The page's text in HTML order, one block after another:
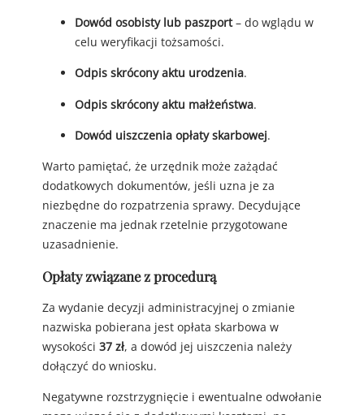
Dowód osobisty lub paszport– do wglądu w
celu weryfikacji tożsamości.
Odpis skrócony aktu urodzenia.
Odpis skrócony aktu małżeństwa.
Dowód uiszczenia opłaty skarbowej.
Warto pamiętać, że urzędnik może zażądać
dodatkowych dokumentów, jeśli uzna je za
niezbędne do rozpatrzenia sprawy. Decydujące
znaczenie ma jednak rzetelnie przygotowane
uzasadnienie.
Opłaty związane z procedurą
Za wydanie decyzji administracyjnej o zmianie
nazwiska pobierana jest opłata skarbowa w
wysokości 37 zł, a dowód jej uiszczenia należy
dołączyć do wniosku.
Negatywne rozstrzygnięcie i ewentualne odwołanie